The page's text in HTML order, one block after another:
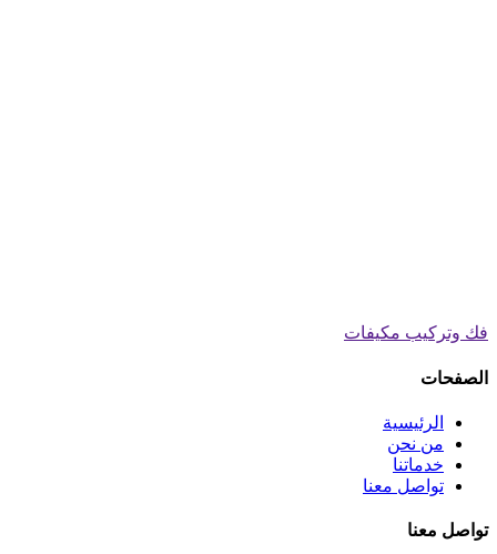
فك وتركيب مكيفات
الصفحات
الرئيسية
من نحن
خدماتنا
تواصل معنا
تواصل معنا